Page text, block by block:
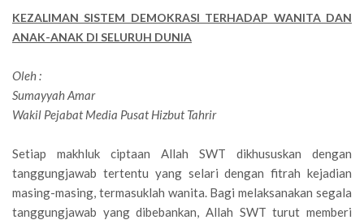
KEZALIMAN SISTEM DEMOKRASI TERHADAP WANITA DAN
ANAK-ANAK DI SELURUH DUNIA
Oleh :
Sumayyah Amar
Wakil Pejabat Media Pusat Hizbut Tahrir
Setiap makhluk ciptaan Allah SWT dikhususkan dengan
tanggungjawab tertentu yang selari dengan fitrah kejadian
masing-masing, termasuklah wanita. Bagi melaksanakan segala
tanggungjawab yang dibebankan, Allah SWT turut memberi